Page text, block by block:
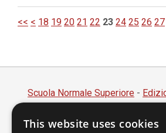
<< < 18 19 20 21 22 23 24 25 26 27
Scuola Normale Superiore -
Piazza dei Cavalieri, 7 - 56126
Codice fiscale 80005050507
This website uses cookies